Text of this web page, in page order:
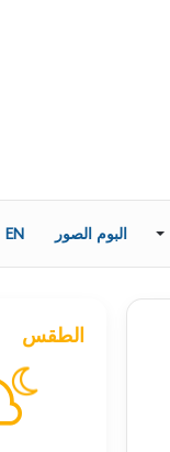
البوم الصور EN
الطقس